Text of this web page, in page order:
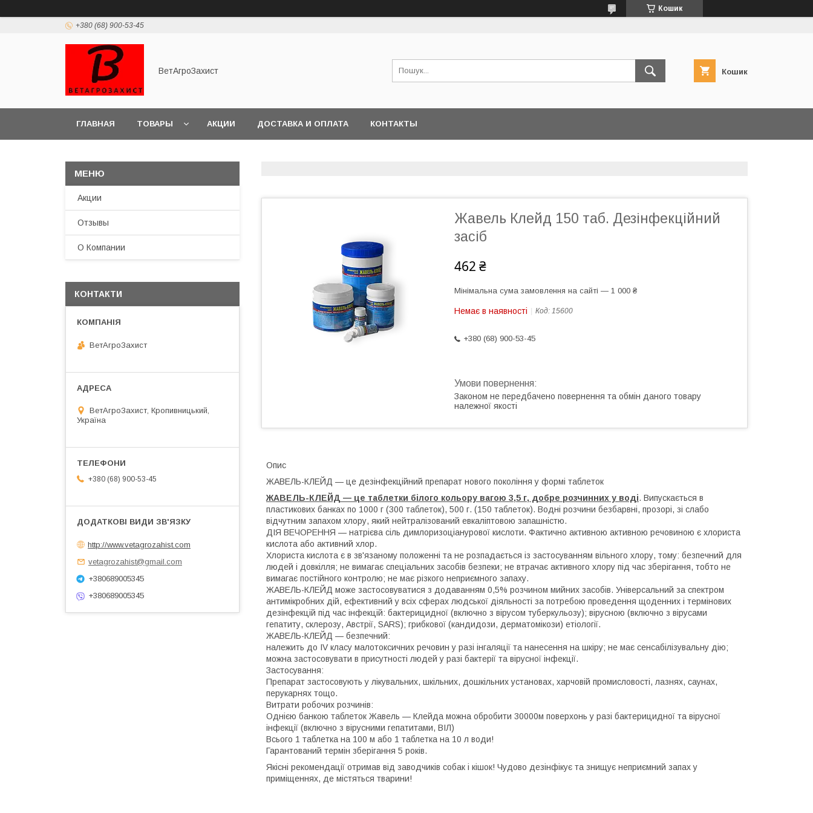
Кошик
+380 (68) 900-53-45
ВетАгроЗахист Кошик
ГЛАВНАЯ ТОВАРЫ АКЦИИ ДОСТАВКА И ОПЛАТА КОНТАКТЫ
Жавель Клейд 150 таб. Дезінфекційний
засіб
462 ₴
Мінімальна сума замовлення на сайті — 1 000 ₴
Немає в наявності Код: 15600
+380 (68) 900-53-45
Законом не передбачено повернення та обмін даного товару
належної якості
Опис
ЖАВЕЛЬ-КЛЕЙД — це дезінфекційний препарат нового покоління у формі таблеток
ЖАВЕЛЬ-КЛЕЙД — це таблетки білого кольору вагою 3,5 г, добре розчинних у воді. Випускається в
пластикових банках по 1000 г (300 таблеток), 500 г. (150 таблеток). Водні розчини безбарвні, прозорі, зі слабо
відчутним запахом хлору, який нейтралізований евкаліптовою запашністю.
ДІЯ ВЕЧОРЕННЯ — натрієва сіль димлоризоціанурової кислоти. Фактично активною активною речовиною є хлориста
кислота або активний хлор.
Хлориста кислота є в зв'язаному положенні та не розпадається із застосуванням вільного хлору, тому: безпечний для
людей і довкілля; не вимагає спеціальних засобів безпеки; не втрачає активного хлору під час зберігання, тобто не
вимагає постійного контролю; не має різкого неприємного запаху.
ЖАВЕЛЬ-КЛЕЙД може застосовуватися з додаванням 0,5% розчином мийних засобів. Універсальний за спектром
антимікробних дій, ефективний у всіх сферах людської діяльності за потребою проведення щоденних і термінових
дезінфекцій під час інфекцій: бактерицидної (включно з вірусом туберкульозу); вірусною (включно з вірусами
гепатиту, склерозу, Австрії, SARS); грибкової (кандидози, дерматомікози) етіології.
ЖАВЕЛЬ-КЛЕЙД — безпечний:
належить до IV класу малотоксичних речовин у разі інгаляції та нанесення на шкіру; не має сенсабілізувальну дію;
можна застосовувати в присутності людей у разі бактерії та вірусної інфекції.
Застосування:
Препарат застосовують у лікувальних, шкільних, дошкільних установах, харчовій промисловості, лазнях, саунах,
перукарнях тощо.
Витрати робочих розчинів:
Однією банкою таблеток Жавель — Клейда можна обробити 30000м поверхонь у разі бактерицидної та вірусної
інфекції (включно з вірусними гепатитами, ВІЛ)
Всього 1 таблетка на 100 м або 1 таблетка на 10 л води!
Гарантований термін зберігання 5 років.
Якісні рекомендації отримав від заводчиків собак і кішок! Чудово дезінфікує та знищує неприємний запах у
приміщеннях, де містяться тварини!
Акции
Отзывы
О Компании
КОНТАКТИ
ВетАгроЗахист
ВетАгроЗахист, Кропивницький,
Україна
+380 (68) 900-53-45
http://www.vetagrozahist.com
vetagrozahist@gmail.com
+380689005345
+380689005345